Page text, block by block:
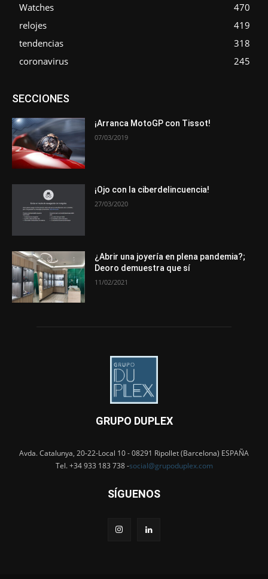
Watches
470
relojes
419
tendencias
318
coronavirus
245
SECCIONESAsociaciones
Novedades
Opiniones Premios Secciones
¡Arranca MotoGP con Tissot!
07/03/2019
¡Ojo con la ciberdelincuencia!
27/03/2020
¿Abrir una joyería en plena pandemia?;
Deoro demuestra que sí
11/02/2021
GRUPO DUPLEX
Avda. Catalunya, 20-22-Local 10 - 08291 Ripollet (Barcelona) ESPAÑA
Tel. +34 933 183 738 -social@grupoduplex.com
SÍGUENOS